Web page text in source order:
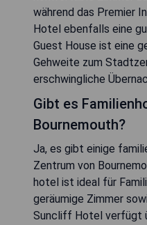
während das Premier
Hotel ebenfalls eine
Guest House ist eine
Gehweite zum
erschwingliche
Gibt es
Bournemouth?
Ja, es gibt einige
Zentrum von
hotel ist ideal für
geräumige Zimmer
Suncliff Hotel verfügt